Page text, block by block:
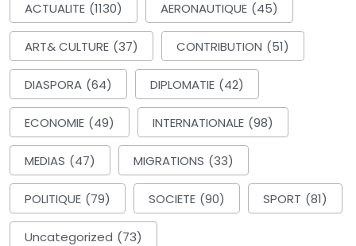
ACTUALITE (1130) AERONAUTIQUE (45)
ART& CULTURE (37) CONTRIBUTION (51)
DIASPORA (64) DIPLOMATIE (42)
ECONOMIE (49) INTERNATIONALE (98)
MEDIAS (47) MIGRATIONS (33)
POLITIQUE (79) SOCIETE (90) SPORT (81)
Uncategorized (73)